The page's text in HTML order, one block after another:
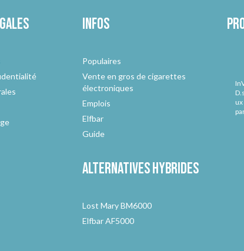
Infos
Populaires
Vente en gros de cigarettes
électroniques
Emplois
Elfbar
Guide
Alternativeshybrides
Lost Mary BM6000
Elfbar AF5000